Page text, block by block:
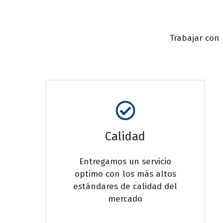
Trabajar
Calidad
Entregamos un servicio
optimo con los más altos
estándares de calidad del
mercado